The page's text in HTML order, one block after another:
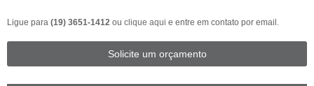
Ligue para (19) 3651-1412 ou clique aqui e entre em contato por email.
Solicite um orçamento